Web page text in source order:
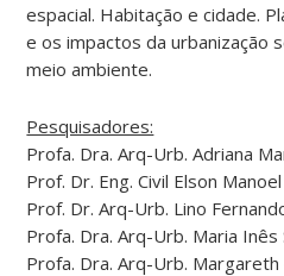
espacial. Habitação e cidade.
e os impactos da urbanização
meio ambiente.
Pesquisadores:
Profa. Dra. Arq-Urb. Adriana
Prof. Dr. Eng. Civil Elson
Prof. Dr. Arq-Urb. Lino
Profa. Dra. Arq-Urb. Maria Inês
Profa. Dra. Arq-Urb.